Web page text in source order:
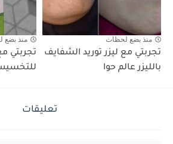
منذ بضع لحظات
تجربتي مع ليزر توريد الشفايف
بالليزر عالم حوا
منذ بضع
تجربتي
تعليقات